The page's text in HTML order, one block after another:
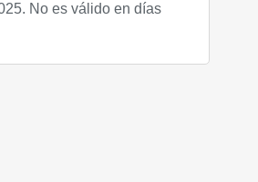
No es válido en días